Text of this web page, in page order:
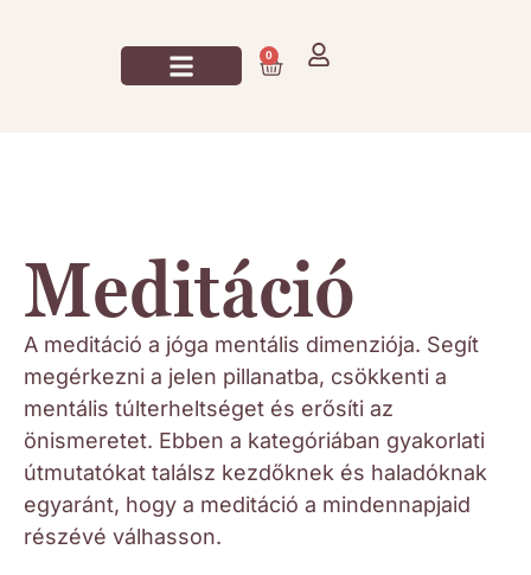
0
Meditáció
A meditáció a jóga mentális dimenziója. Segít
megérkezni a jelen pillanatba, csökkenti a
mentális túlterheltséget és erősíti az
önismeretet. Ebben a kategóriában gyakorlati
útmutatókat találsz kezdőknek és haladóknak
egyaránt, hogy a meditáció a mindennapjaid
részévé válhasson.